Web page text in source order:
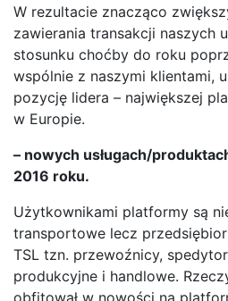
W rezultacie znacząco
zawierania transakcji naszych
stosunku choćby do roku
wspólnie z naszymi klientami,
pozycję lidera – największej
w Europie.
– nowych usługach/
2016 roku.
Użytkownikami platformy są
transportowe lecz
TSL tzn. przewoźnicy,
produkcyjne i handlowe.
obfitował w nowości na